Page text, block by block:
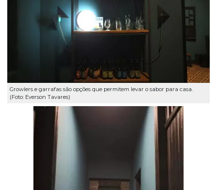
Growlers e garrafas são opções que permitem levar o sabor para casa.
(Foto: Everson Tavares)